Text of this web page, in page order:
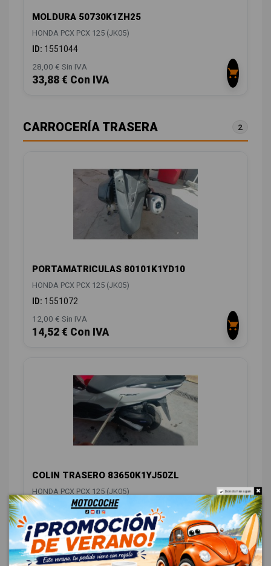
MOLDURA 50730K1ZH25
HONDA PCX PCX 125 (JK05)
ID: 1551044
28,00 € Sin IVA
33,88 € Con IVA
CARROCERÍA TRASERA 2
PORTAMATRICULAS 80101K1YD10
HONDA PCX PCX 125 (JK05)
ID: 1551072
12,00 € Sin IVA
14,52 € Con IVA
COLIN TRASERO 83650K1YJ50ZL
HONDA PCX PCX 125 (JK05)
ID:1551089
28,00 € Sin IVA
33,88 € Con IVA
Do not show again.